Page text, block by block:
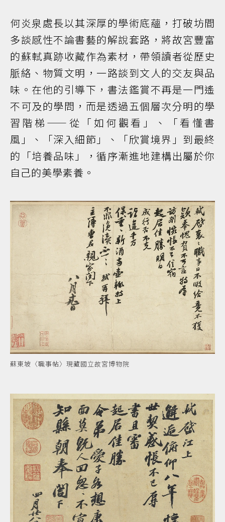
何炎泉處長以其深厚的學術底蘊，打破坊間
多談感性不論書藝的解說套路，將故宮豐富
的蘇軾真跡收藏作為素材，帶領讀者從歷史
脈絡、物質文明，一路談到文人的交友與品
味。在他的引導下，書法鑑賞不再是一門遙
不可及的學問，而是透過五個層次分明的學
習階梯——從「如何觀看」、「看懂書
風」、「深入細節」、「欣賞境界」到最終
的「培養品味」，循序漸進地建構出屬於你
自己的美學素養。
蘇東坡〈職事帖〉現藏國立故宮博物院